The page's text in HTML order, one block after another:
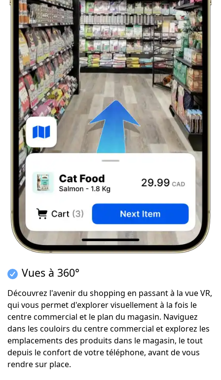
Vues à 360°
Découvrez l'avenir du shopping en passant à la vue VR,
qui vous permet d'explorer visuellement à la fois le
centre commercial et le plan du magasin. Naviguez
dans les couloirs du centre commercial et explorez les
emplacements des produits dans le magasin, le tout
depuis le confort de votre téléphone, avant de vous
rendre sur place.